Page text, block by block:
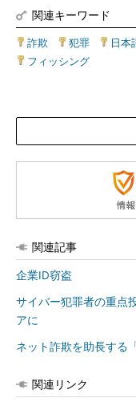
関連キーワード
詐欺 犯罪 日本
フィッシング
関連記事
企業ID窃盗
サイバー犯罪者の重点
アに
ネット詐欺を助長す
関連リンク